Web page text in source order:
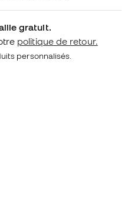
gratuit.
politique de retour.
personnalisés.